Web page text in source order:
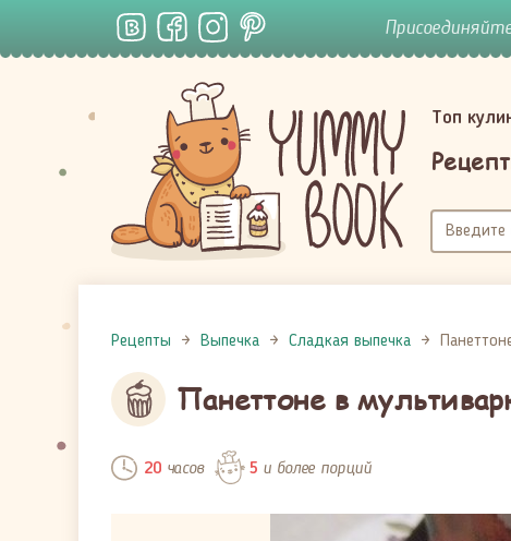
Топ
Рецепты Выпечка Сладкая выпечка
Панеттоне в
20часов 5 и более порций